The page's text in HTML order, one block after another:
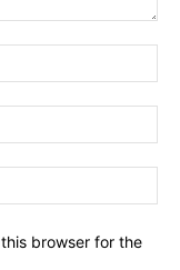
browser for the